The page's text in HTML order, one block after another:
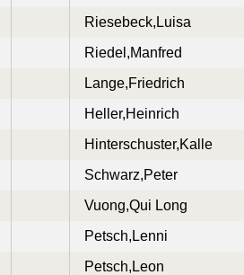
Riesebeck,Luisa
Riedel,Manfred
Lange,Friedrich
Heller,Heinrich
Hinterschuster,Kalle
Schwarz,Peter
Vuong,Qui Long
Petsch,Lenni
Petsch,Leon